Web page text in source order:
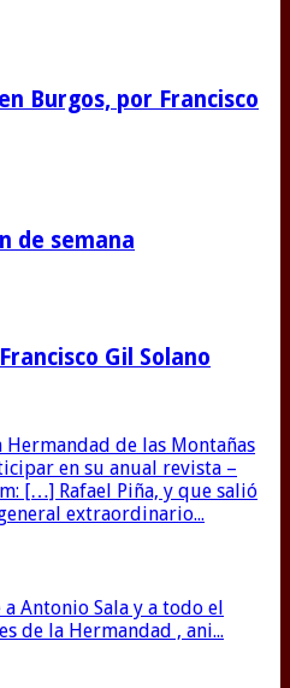
Burgos, por Francisco
de semana
Gil Solano
Hermandad de las Montañas
en su anual revista –
[…] Rafael Piña, y que salió
extraordinario...
Antonio Sala y a todo el
de la Hermandad , ani...